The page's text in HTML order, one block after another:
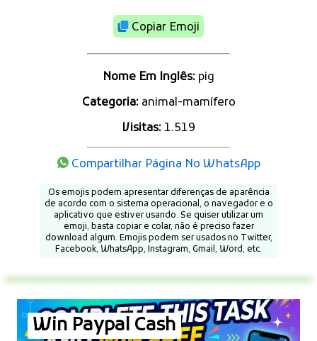
Copiar Emoji
Nome Em Inglês: pig
Categoria: animal-mamífero
Visitas:1.519
Compartilhar Página No WhatsApp
Os emojis podem apresentar diferenças de aparência
de acordo com o sistema operacional, o navegador e o
aplicativo que estiver usando. Se quiser utilizar um
emoji, basta copiar e colar, não é preciso fazer
download algum. Emojis podem ser usados no Twitter,
Facebook, WhatsApp, Instagram, Gmail, Word, etc.
Win Paypal Cash